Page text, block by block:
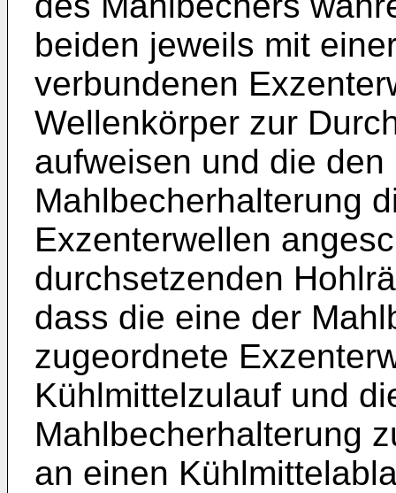
beiden jeweils mit
verbundenen
Wellenkörper zur
aufweisen und die
Mahlbecherhalterung
Exzenterwellen
durchsetzenden
dass die eine der
zugeordnete
Kühlmittelzulauf und
Mahlbecherhalterung
an einen